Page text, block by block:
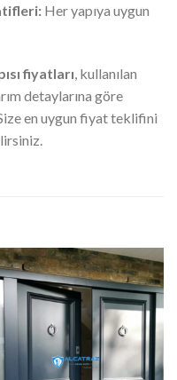
Her yapıya uygun
fiyatları , kullanılan
detaylarına göre
en uygun fiyat teklifini